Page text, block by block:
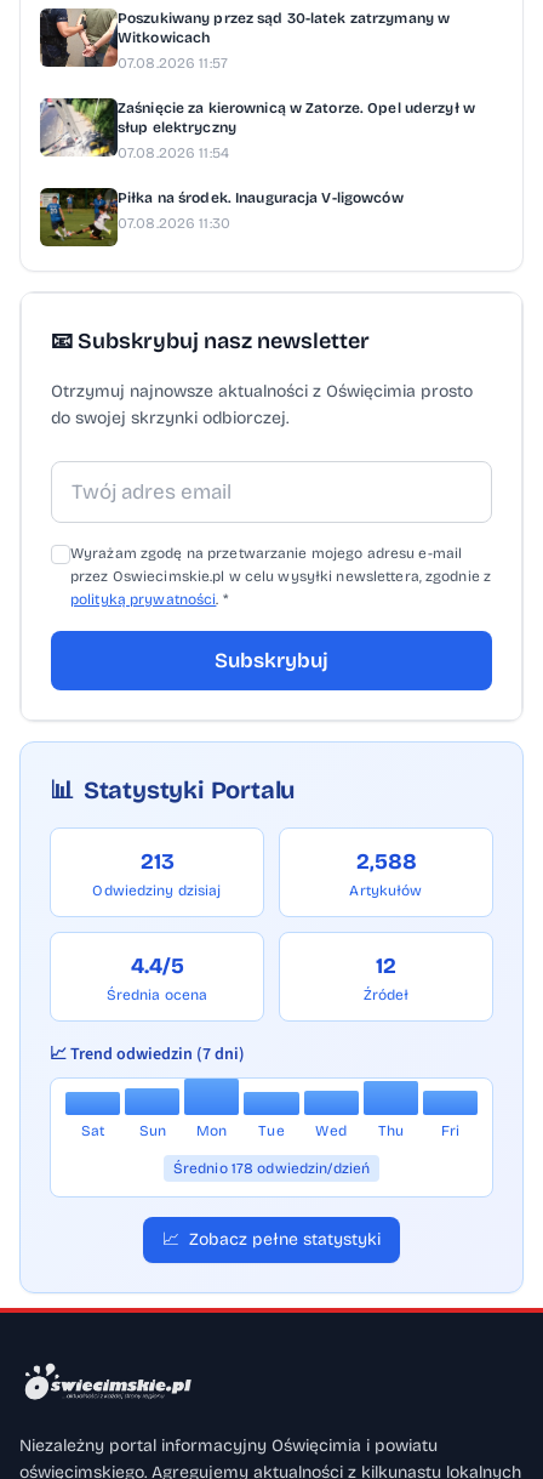
Poszukiwany przez sąd 30-latek zatrzymany w
Witkowicach
07.08.2026 11:57
Zaśnięcie za kierownicą w Zatorze. Opel uderzył w
słup elektryczny
07.08.2026 11:54
Piłka na środek. Inauguracja V-ligowców
07.08.2026 11:30
📧 Subskrybuj nasz newsletter
Otrzymuj najnowsze aktualności z Oświęcimia prosto
do swojej skrzynki odbiorczej.
Wyrażam zgodę na przetwarzanie mojego adresu e-mail
przez Oswiecimskie.pl w celu wysyłki newslettera, zgodnie z
polityką prywatności . *
Subskrybuj
📊 Statystyki Portalu
213
Odwiedziny dzisiaj
2,588
Artykułów
4.4/5
Średnia ocena
12
Źródeł
📈 Trend odwiedzin (7 dni)
Sat Sun Mon Tue Wed Thu Fri
Średnio 178 odwiedzin/dzień
📈 Zobacz pełne statystyki
Niezależny portal informacyjny Oświęcimia i powiatu
oświęcimskiego. Agregujemy aktualności z kilkunastu lokalnych